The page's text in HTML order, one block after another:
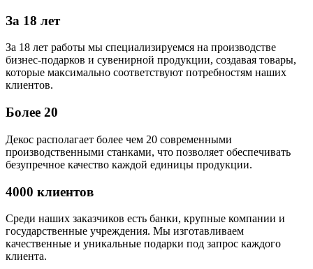
За 18 лет
За 18 лет работы мы специализируемся на производстве
бизнес-подарков и сувенирной продукции, создавая товары,
которые максимально соответствуют потребностям наших
клиентов.
Более 20
Декос располагает более чем 20 современными
производственными станками, что позволяет обеспечивать
безупречное качество каждой единицы продукции.
4000 клиентов
Среди наших заказчиков есть банки, крупные компании и
государственные учреждения. Мы изготавливаем
качественные и уникальные подарки под запрос каждого
клиента.